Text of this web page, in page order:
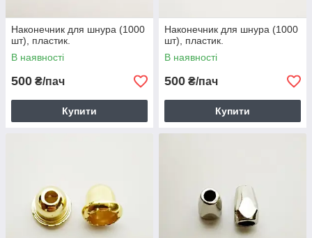
Наконечник для шнура (1000
шт), пластик.
В наявності
500 ₴/пач
Купити
Наконечник для шнура (1000
шт), пластик.
В наявності
500 ₴/пач
Купити